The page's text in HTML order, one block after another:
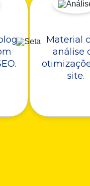
Material
análise
site.